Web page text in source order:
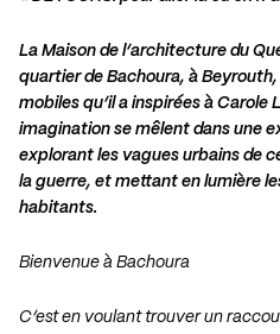
La Maison de l’architecture du
quartier de Bachoura, à
mobiles qu’il a inspirées à Carole
imagination se mêlent dans une
explorant les vagues urbains de
la guerre, et mettant en lumière
habitants.
Bienvenue à Bachoura
C’est en voulant trouver un